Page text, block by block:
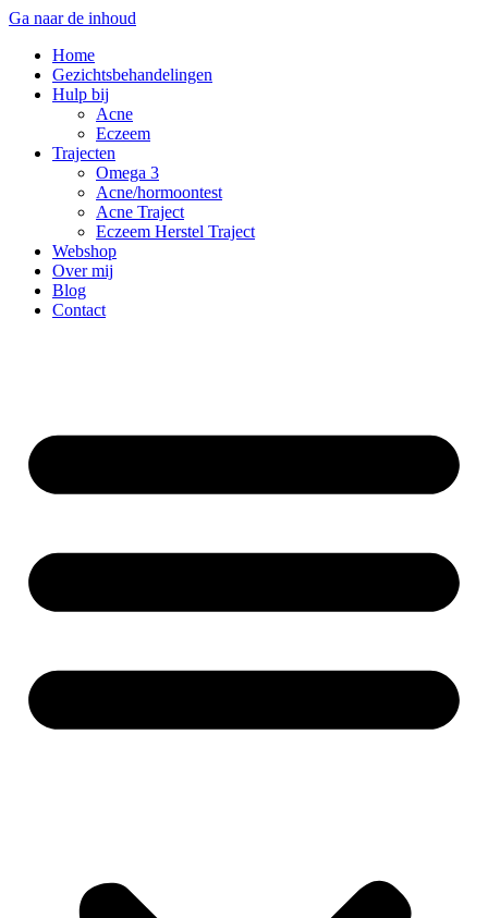
Ga naar de inhoud
Home
Gezichtsbehandelingen
Hulp bij
Acne
Eczeem
Trajecten
Omega 3
Acne/hormoontest
Acne Traject
Eczeem Herstel Traject
Webshop
Over mij
Blog
Contact